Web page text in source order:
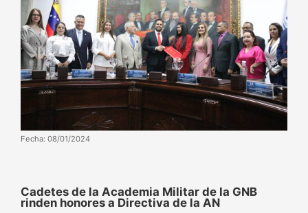
Fecha: 08/01/2024
Cadetes de la Academia Militar de la GNB
rinden honores a Directiva de la AN